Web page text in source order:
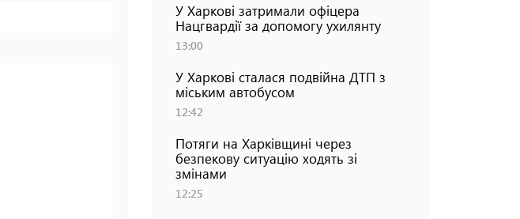
У Харкові затримали офіцера
Нацгвардії за допомогу ухилянту
13:00
У Харкові сталася подвійна ДТП з
міським автобусом
12:42
Потяги на Харківщині через
безпекову ситуацію ходять зі
змінами
12:25